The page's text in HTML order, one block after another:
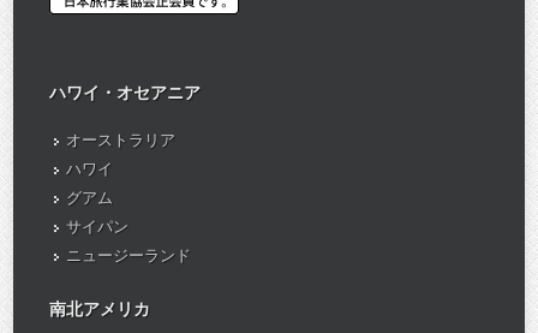
ハワイ・オセアニア
オーストラリア
ハワイ
グアム
サイパン
ニュージーランド
南北アメリカ